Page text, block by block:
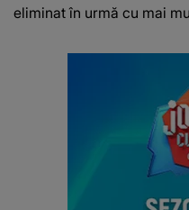
eliminat în urmă cu mai